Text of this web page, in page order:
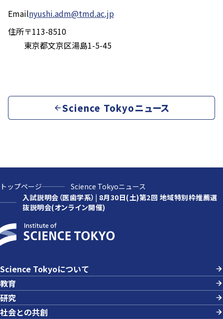
Emailnyushi.adm@tmd.ac.jp
住所〒113-8510
東京都文京区湯島1-5-45
Science Tokyoニュース
トップページ
Science Tokyoニュース
入試説明会（医歯学系）| 8月30日(土)第2回 地域特別枠推薦選
抜説明会(オンライン開催)
Science Tokyoについて
教育
研究
社会との共創